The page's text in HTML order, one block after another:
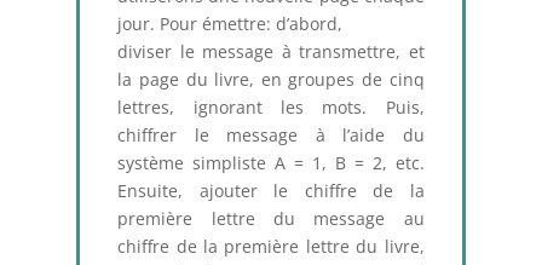
jour. Pour émettre: d’abord,
diviser le message à transmettre, et
la page du livre, en groupes de cinq
lettres, ignorant les mots. Puis,
chiffrer le message à l’aide du
système simpliste A = 1, B = 2, etc.
Ensuite, ajouter le chiffre de la
première lettre du message au
chiffre de la première lettre du livre,